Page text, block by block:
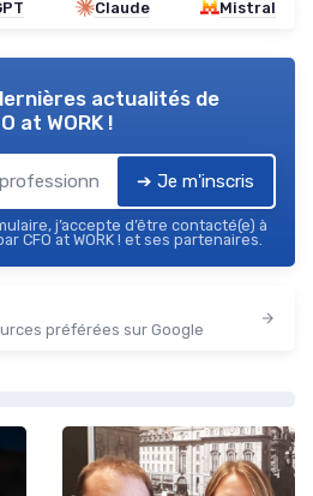
Claude Mistral
actualités de
at WORK !
➔ Je m'inscris
j’accepte d’être contacté(e) à
CFO at WORK ! et ses partenaires.
préférées sur Google